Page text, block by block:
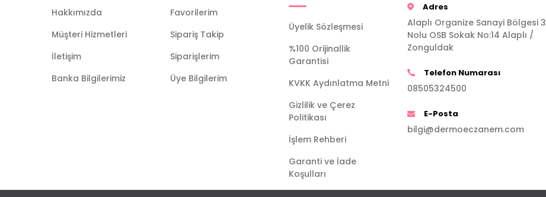
Hakkımızda
Müşteri Hizmetleri
İletişim
Banka Bilgilerimiz
Favorilerim
Sipariş Takip
Siparişlerim
Üye Bilgilerim
Üyelik Sözleşmesi
%100 Orijinallik
Garantisi
KVKK Aydınlatma Metni
Gizlilik ve Çerez
Politikası
İşlem Rehberi
Garanti ve İade
Koşulları
Adres
Alaplı Organize Sanayi Bölgesi 3
Nolu OSB Sokak No:14 Alaplı /
Zonguldak
Telefon Numarası
08505324500
E-Posta
bilgi@dermoeczanem.com